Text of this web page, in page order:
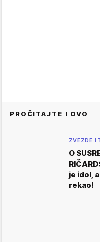
PROČITAJTE I OVO
ZVEZDE I
O
je idol,
rekao!